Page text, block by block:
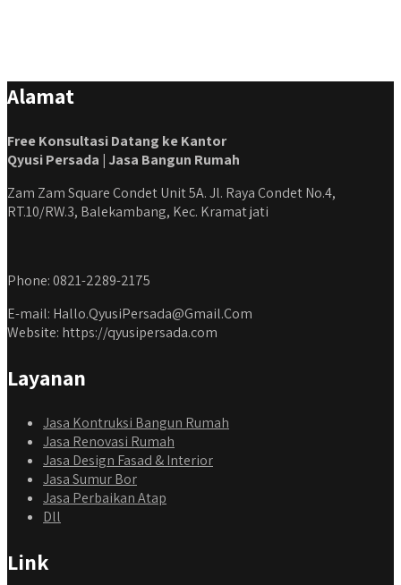
Alamat
Free Konsultasi Datang ke Kantor
Qyusi Persada | Jasa Bangun Rumah
Zam Zam Square Condet Unit 5A. Jl. Raya Condet No.4,
RT.10/RW.3, Balekambang, Kec. Kramat jati
Phone: 0821-2289-2175
E-mail: Hallo.QyusiPersada@Gmail.Com
Website: https://qyusipersada.com
Layanan
Jasa Kontruksi Bangun Rumah
Jasa Renovasi Rumah
Jasa Design Fasad & Interior
Jasa Sumur Bor
Jasa Perbaikan Atap
Dll
Link